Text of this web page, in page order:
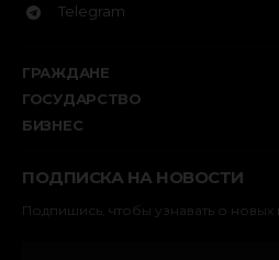
Telegram
ГРАЖДАНЕ
ГОСУДАРСТВО
БИЗНЕС
ПОДПИСКА НА НОВОСТИ
Подпишись, чтобы узнавать о новых